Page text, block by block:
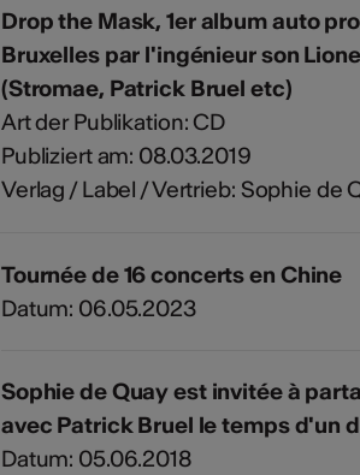
Drop the Mask, 1er album auto
Bruxelles par l'ingénieur son
(Stromae, Patrick Bruel etc)
Art der Publikation: CD
Publiziert am: 08.03.2019
Verlag / Label / Vertrieb: Sophie de
Tournée de 16 concerts en Chine
Datum: 06.05.2023
Sophie de Quay est invitée à
avec Patrick Bruel le temps d'un
Datum: 05.06.2018